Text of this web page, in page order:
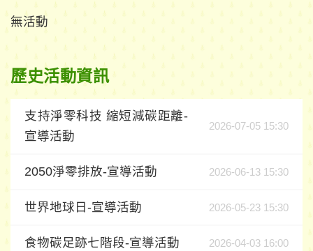
無活動
歷史活動資訊
支持淨零科技 縮短減碳距離-
宣導活動
2026-07-05 15:30
2050淨零排放-宣導活動 2026-06-13 15:30
世界地球日-宣導活動 2026-05-23 15:30
食物碳足跡七階段-宣導活動 2026-04-03 16:00